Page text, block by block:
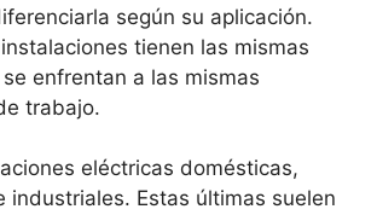
según su aplicación.
tienen las mismas
enfrentan a las mismas
trabajo.
eléctricas domésticas,
industriales. Estas últimas suelen